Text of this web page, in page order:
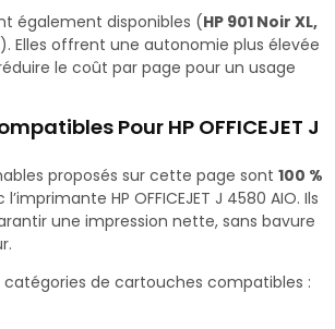
également disponibles (HP 901 Noir XL,
). Elles offrent une autonomie plus élevée
le coût par page pour un usage
Pour HP OFFICEJET J
proposés sur cette page sont 100 %
l’imprimante HP OFFICEJET J 4580 AIO. Ils
une impression nette, sans bavure
de cartouches compatibles :